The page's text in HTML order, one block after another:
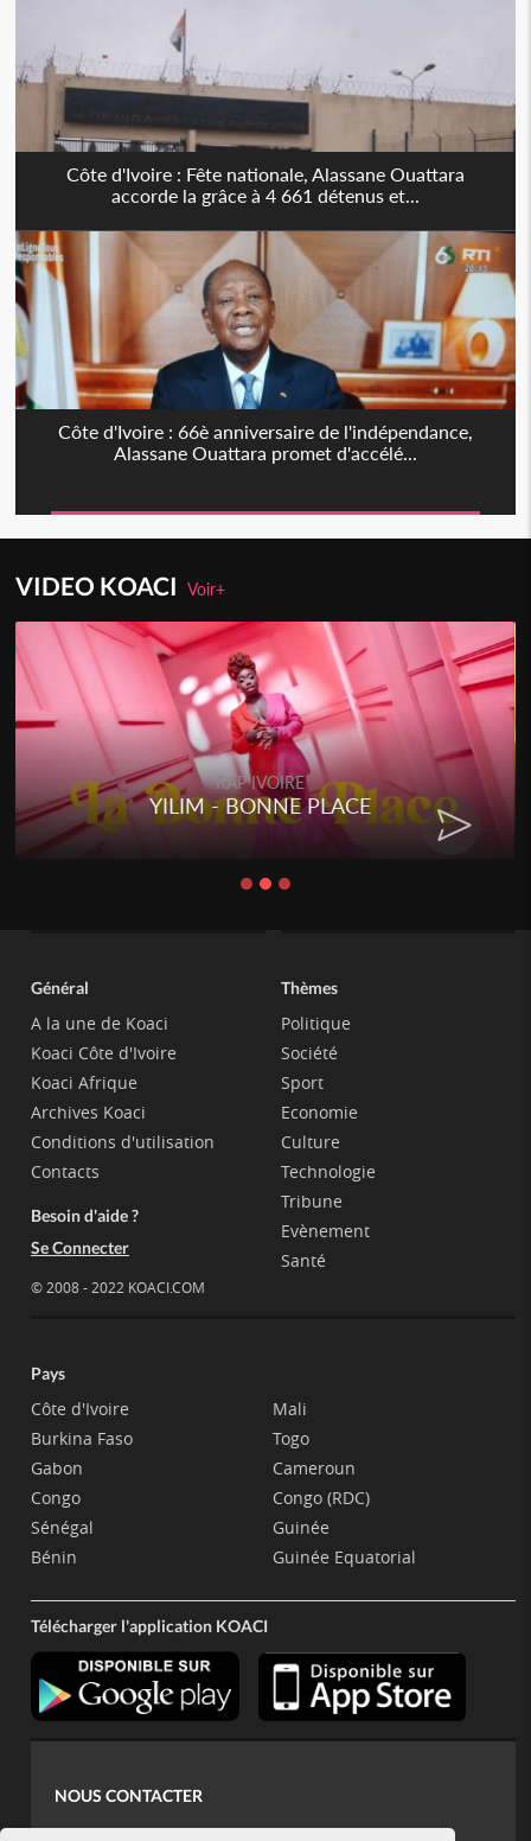
Côte d'Ivoire : Fête nationale, Alassane Ouattara
accorde la grâce à 4 661 détenus et...
Côte d'Ivoire : 66è anniversaire de l'indépendance,
Alassane Ouattara promet d'accélé...
VIDEO KOACIVoir+
RAP IVOIRE
YILIM - BONNE PLACE
Général
A la une de Koaci
Koaci Côte d'Ivoire
Koaci Afrique
Archives Koaci
Conditions d'utilisation
Contacts
Besoin d'aide ?
Se Connecter
© 2008 - 2022 KOACI.COM
Thèmes
Politique
Société
Sport
Economie
Culture
Technologie
Tribune
Evènement
Santé
Pays
Côte d'Ivoire
Burkina Faso
Gabon
Congo
Sénégal
Bénin
Mali
Togo
Cameroun
Congo (RDC)
Guinée
Guinée Equatorial
Télécharger l'application KOACI
NOUS CONTACTER